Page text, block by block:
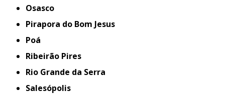
Osasco
Pirapora do Bom Jesus
Poá
Ribeirão Pires
Rio Grande da Serra
Salesópolis